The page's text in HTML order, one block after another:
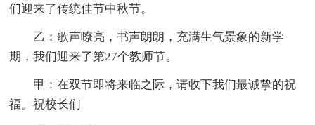
们迎来了传统佳节中秋节。
乙：歌声嘹亮，书声朗朗，充满生气景象的新学
期，我们迎来了第27个教师节。
甲：在双节即将来临之际，请收下我们最诚挚的祝
福。祝校长们